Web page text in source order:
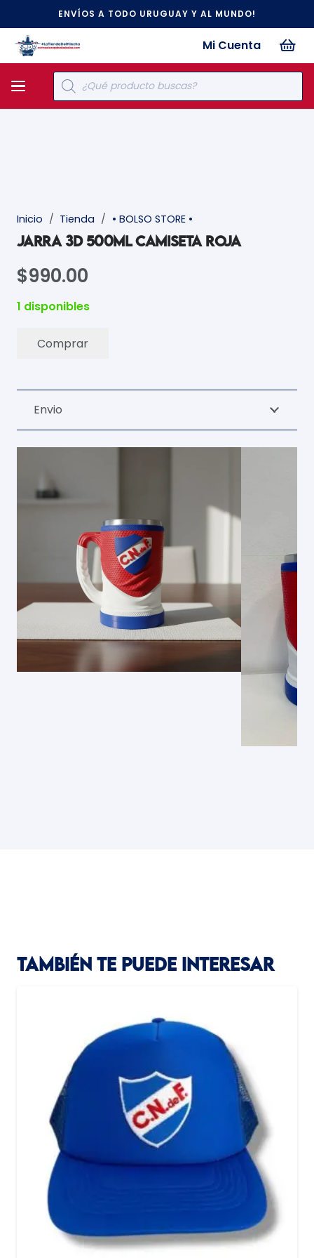
ENVÍOS A TODO URUGUAY Y AL MUNDO!
Mi Cuenta
Búsqueda
de
productos
Inicio / Tienda / • BOLSO STORE •
JARRA 3D 500ML CAMISETA ROJA
$990.00
1 disponibles
Jarra
500ML
Camiseta
Roja
cantidad
Comprar
Envio
TAMBIÉN TE PUEDE INTERESAR